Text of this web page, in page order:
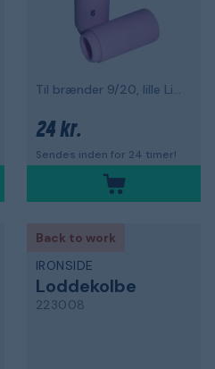
Til brænder 9/20, lille Linde
24 kr.
Sendes inden for 24 timer!
Back to work
IRONSIDE
Loddekolbe
223008